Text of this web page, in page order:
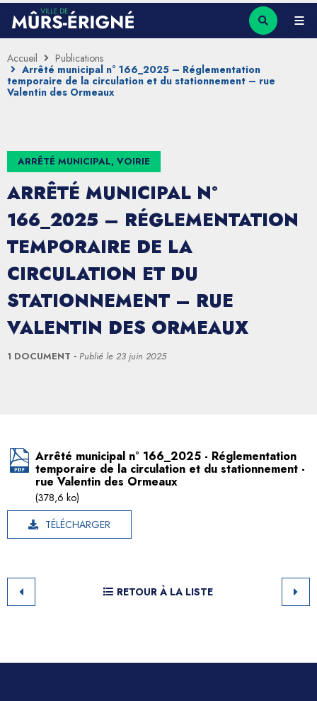
Accueil
Publications
Arrêté municipal n° 166_2025 – Réglementation
temporaire de la circulation et du stationnement – rue
Valentin des Ormeaux
ARRÊTÉ MUNICIPAL, VOIRIE
ARRÊTÉ MUNICIPAL N°
166_2025 – RÉGLEMENTATION
TEMPORAIRE DE LA
CIRCULATION ET DU
STATIONNEMENT – RUE
VALENTIN DES ORMEAUX
1 DOCUMENT Publié le 23 juin 2025
Arrêté municipal n° 166_2025 - Réglementation
temporaire de la circulation et du stationnement -
rue Valentin des Ormeaux
(378,6 ko)
TÉLÉCHARGER
RETOUR À LA LISTE